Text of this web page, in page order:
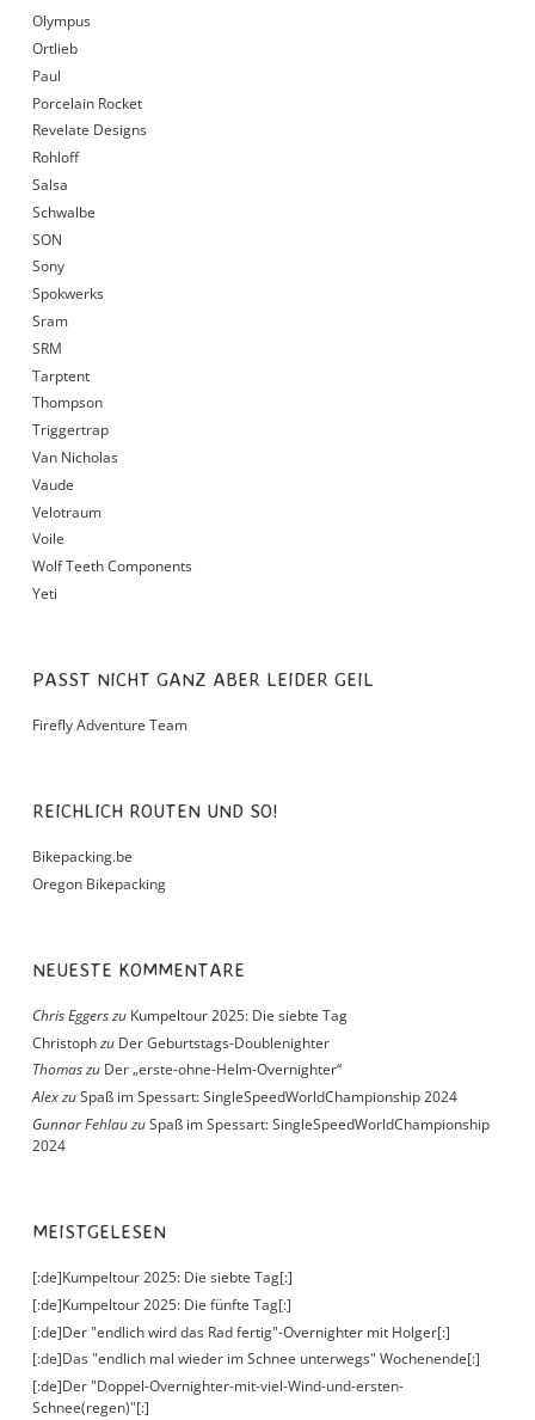
Olympus
Ortlieb
Paul
Porcelain Rocket
Revelate Designs
Rohloff
Salsa
Schwalbe
SON
Sony
Spokwerks
Sram
SRM
Tarptent
Thompson
Triggertrap
Van Nicholas
Vaude
Velotraum
Voile
Wolf Teeth Components
Yeti
PASST NICHT GANZ ABER LEIDER GEIL
Firefly Adventure Team
REICHLICH ROUTEN UND SO!
Bikepacking.be
Oregon Bikepacking
NEUESTE KOMMENTARE
Chris Eggerszu Kumpeltour 2025: Die siebte Tag
Christophzu Der Geburtstags-Doublenighter
Thomaszu Der „erste-ohne-Helm-Overnighter“
AlexzuSpaß im Spessart: SingleSpeedWorldChampionship 2024
Gunnar FehlauzuSpaß im Spessart: SingleSpeedWorldChampionship
2024
MEISTGELESEN
[:de]Kumpeltour 2025: Die siebte Tag[:]
[:de]Kumpeltour 2025: Die fünfte Tag[:]
[:de]Der "endlich wird das Rad fertig"-Overnighter mit Holger[:]
[:de]Das "endlich mal wieder im Schnee unterwegs" Wochenende[:]
[:de]Der "Doppel-Overnighter-mit-viel-Wind-und-ersten-
Schnee(regen)"[:]